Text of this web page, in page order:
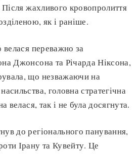
Після жахливого кровопролиття
як і раніше.
переважно за
Джонсона та Річарда Ніксона,
що незважаючи на
головна стратегічна
велася, так і не була досягнута.
до регіонального панування,
Ірану та Кувейту. Це